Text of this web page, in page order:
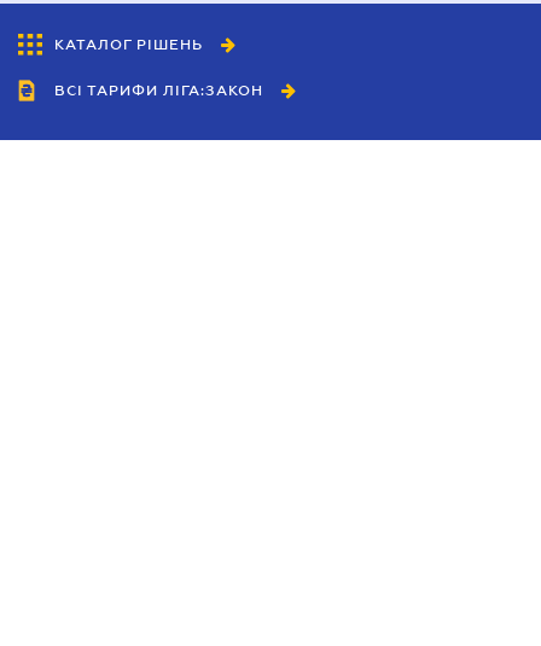
КАТАЛОГ РІШЕНЬ
ВСІ ТАРИФИ ЛІГА:ЗАКОН